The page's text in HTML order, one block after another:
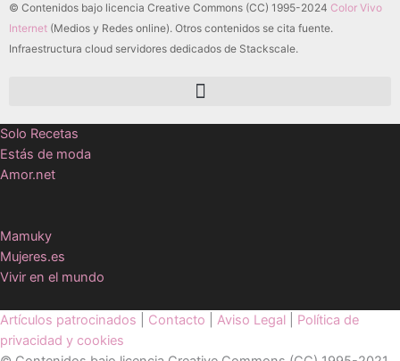
© Contenidos bajo licencia Creative Commons (CC) 1995-2024 Color Vivo
Internet (Medios y Redes online). Otros contenidos se cita fuente.
Infraestructura cloud servidores dedicados de Stackscale.
Solo Recetas
Estás de moda
Amor.net
Mamuky
Mujeres.es
Vivir en el mundo
Artículos patrocinados Contacto Aviso Legal
Política de
privacidad y cookies